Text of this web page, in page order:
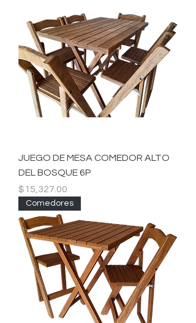
JUEGO DE MESA COMEDOR ALTO
DEL BOSQUE 6P
Precio
$15,327.00
Comedores